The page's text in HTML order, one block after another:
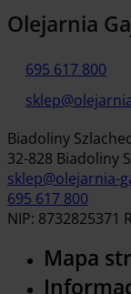
Olejarnia
695 617 800
Biadoliny
32-828 Biadoliny
sklep@olejarnia-
695 617 800
NIP: 8732825371
Mapa